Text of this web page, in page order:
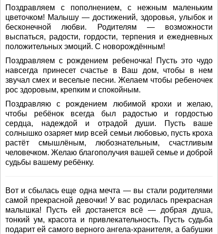
Поздравляем с пополнением, с нежным маленьким
цветочком! Малышу — достижений, здоровья, улыбок и
бесконечной любви. Родителям — возможности
выспаться, радости, гордости, терпения и ежедневных
положительных эмоций. С новорождённым!
Поздравляем с рождением ребеночка! Пусть это чудо
навсегда принесет счастье в Ваш дом, чтобы в нем
звучал смех и веселые песни. Желаем чтобы ребеночек
рос здоровым, крепким и спокойным.
Поздравляю с рождением любимой крохи и желаю,
чтобы ребёнок всегда был радостью и гордостью
сердца, надеждой и отрадой души. Пусть ваше
солнышко озаряет мир всей семьи любовью, пусть кроха
растёт смышлёным, любознательным, счастливым
человечком. Желаю благополучия вашей семье и доброй
судьбы вашему ребёнку.
Вот и сбылась еще одна мечта — вы стали родителями
самой прекрасной девочки! У вас родилась прекрасная
малышка! Пусть ей достанется всё — добрая душа,
тонкий ум, красота и привлекательность. Пусть судьба
подарит ей самого верного ангела-хранителя, а бабушки